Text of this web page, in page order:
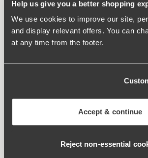
Help us give you a better shopping
We use cookies to improve our site,
and display relevant offers. You can
at any time from the footer.
Accept & continue
Reject non‑essential
Wincool
Relaterade produkter
Viewing
4 för 3
Cool